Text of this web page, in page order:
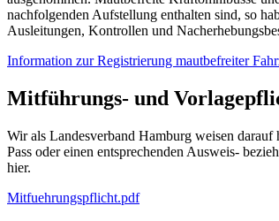
nachfolgenden Aufstellung enthalten sind, so
Ausleitungen, Kontrollen und
Information zur Registrierung mautbefreiter
Mitführungs- und
Wir als Landesverband Hamburg weisen
Pass oder einen entsprechenden Ausweis-
hier.
Mitfuehrungspflicht.pdf